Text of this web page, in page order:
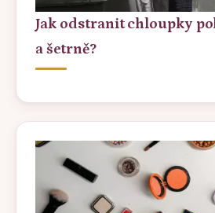
Jak odstranit chloupky
a šetrně?